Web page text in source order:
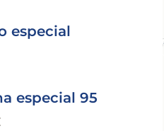
especial
especial 95